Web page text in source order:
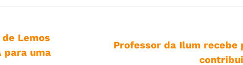
Lemos
para uma
Próximo
Professor da Ilum